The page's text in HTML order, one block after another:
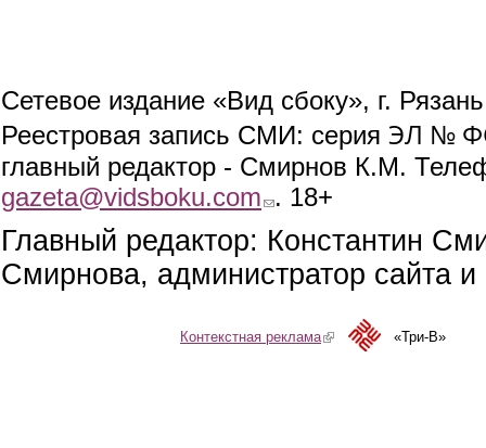
Сетевое издание «Вид сбоку», г.
Реестровая запись СМИ: серия ЭЛ №
главный редактор - Смирнов К.М.
gazeta@vidsboku.com (link sends e-mail)
. 18+
Главный редактор: Константин
Смирнова, администратор сайта
Контекстная реклама(link is external)«Три-В»